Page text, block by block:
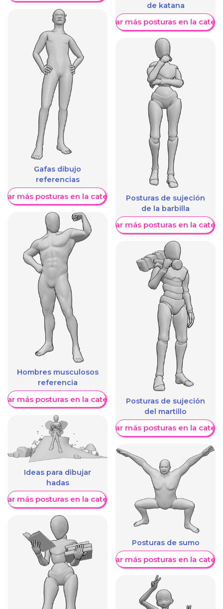
Gafas dibujo
referencias
más posturas en la categoría
Hombres musculosos
referencia
más posturas en la categoría
Ideas para dibujar
hadas
más posturas en la categoría
de katana
Mostrar más posturas en la
Posturas de sujeción
de la barbilla
Mostrar más posturas en la
Posturas de sujeción
del martillo
Mostrar más posturas en la
Posturas de sumo
Mostrar más posturas en la